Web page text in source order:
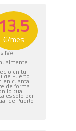
€/mes
IVA
en tu
de Puerto
en cuanta
de forma
lo cual
es solo por
de Puerto